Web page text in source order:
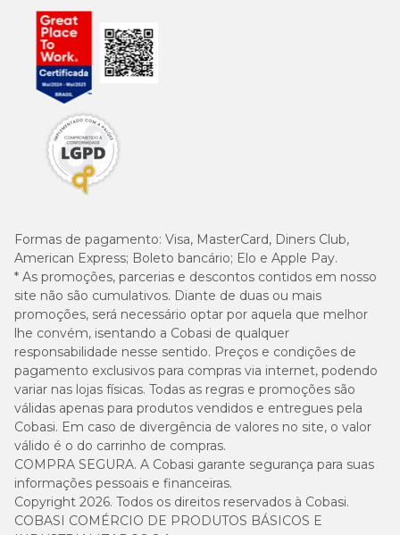
Formas de pagamento: Visa, MasterCard, Diners Club,
American Express; Boleto bancário; Elo e Apple Pay.
* As promoções, parcerias e descontos contidos em nosso
site não são cumulativos. Diante de duas ou mais
promoções, será necessário optar por aquela que melhor
lhe convém, isentando a Cobasi de qualquer
responsabilidade nesse sentido. Preços e condições de
pagamento exclusivos para compras via internet, podendo
variar nas lojas físicas. Todas as regras e promoções são
válidas apenas para produtos vendidos e entregues pela
Cobasi. Em caso de divergência de valores no site, o valor
válido é o do carrinho de compras.
COMPRA SEGURA. A Cobasi garante segurança para suas
informações pessoais e financeiras.
Copyright 2026. Todos os direitos reservados à Cobasi.
COBASI COMÉRCIO DE PRODUTOS BÁSICOS E